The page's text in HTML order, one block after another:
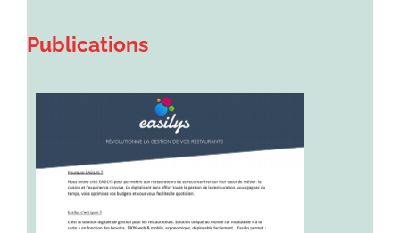
Publications